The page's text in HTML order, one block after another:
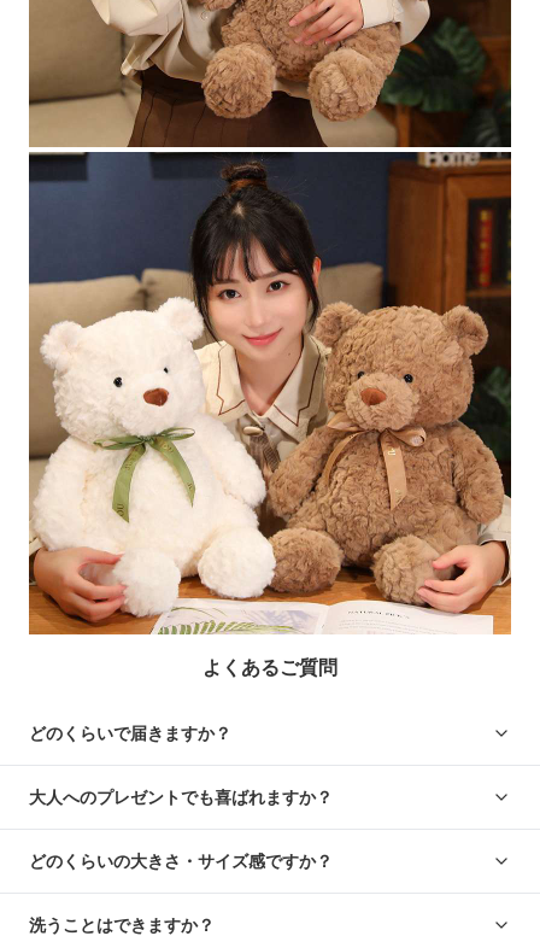
よくあるご質問
どのくらいで届きますか？
大人へのプレゼントでも喜ばれますか？
どのくらいの大きさ・サイズ感ですか？
洗うことはできますか？